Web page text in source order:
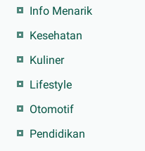
Info Menarik
Kesehatan
Kuliner
Lifestyle
Otomotif
Pendidikan